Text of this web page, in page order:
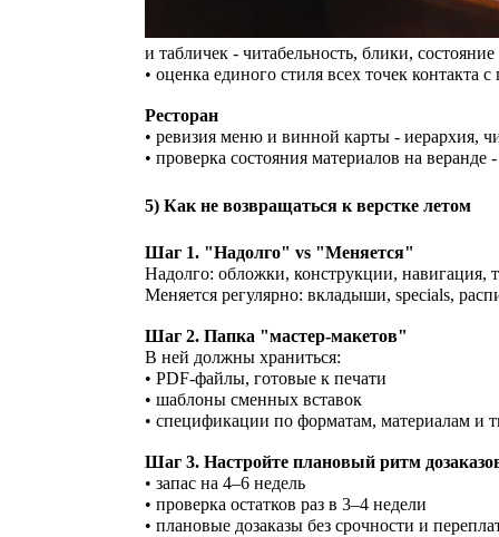
и табличек - читабельность, блики,
• оценка единого стиля всех точек контакта
Ресторан
• ревизия меню и винной карты - иерархия,
• проверка состояния материалов на
5) Как не возвращаться к верстке летом
Шаг 1. "Надолго" vs "Меняется"
Надолго: обложки, конструкции, навигация,
Меняется регулярно: вкладыши, specials,
Шаг 2. Папка "мастер-макетов"
В ней должны храниться:
• PDF-файлы, готовые к печати
• шаблоны сменных вставок
• спецификации по форматам, материалам и
Шаг 3. Настройте плановый ритм
• запас на 4–6 недель
• проверка остатков раз в 3–4 недели
• плановые дозаказы без срочности и